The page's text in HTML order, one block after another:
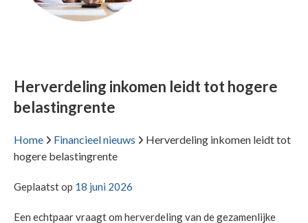
Herverdeling inkomen leidt tot hogere
belastingrente
Home Financieel nieuws
Herverdeling inkomen leidt tot
hogere belastingrente
Geplaatst op 18 juni 2026
Een echtpaar vraagt om herverdeling van de gezamenlijke